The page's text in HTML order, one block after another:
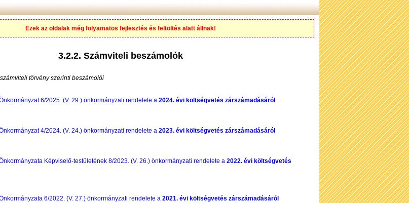
Ezek az oldalak még folyamatos fejlesztés és feltöltés alatt állnak!
3.2.2. Számviteli beszámolók
törvény szerinti beszámolói
6/2025. (V. 29.) önkormányzati rendelete a 2024. évi költségvetés zárszámadásáról
4/2024. (V. 24.) önkormányzati rendelete a 2023. évi költségvetés zárszámadásáról
Képviselő-testületének 8/2023. (V. 26.) önkormányzati rendelete a 2022. évi költségvetés
6/2022. (V. 27.) önkormányzati rendelete a 2021. évi költségvetés zárszámadásáról